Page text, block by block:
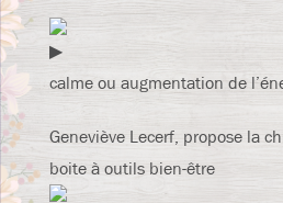
calme ou augmentation de
Geneviève Lecerf, propose la
boite à outils bien-être